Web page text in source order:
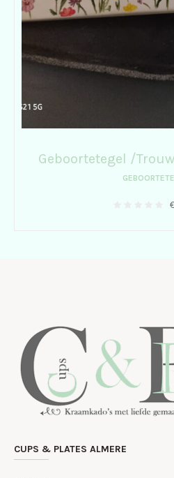
Geboortetegel /
CUPS & PLATES ALMERE